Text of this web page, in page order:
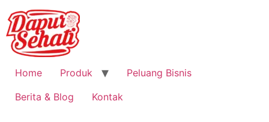
Home Produk
Peluang Bisnis
Berita & Blog
Kontak